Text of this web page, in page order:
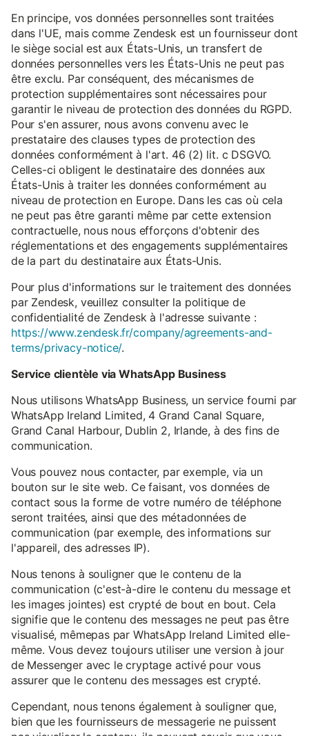
En principe, vos données personnelles sont traitées
dans l'UE, mais comme Zendesk est un fournisseur dont
le siège social est aux États-Unis, un transfert de
données personnelles vers les États-Unis ne peut pas
être exclu. Par conséquent, des mécanismes de
protection supplémentaires sont nécessaires pour
garantir le niveau de protection des données du RGPD.
Pour s'en assurer, nous avons convenu avec le
prestataire des clauses types de protection des
données conformément à l'art. 46 (2) lit. c DSGVO.
Celles-ci obligent le destinataire des données aux
États-Unis à traiter les données conformément au
niveau de protection en Europe. Dans les cas où cela
ne peut pas être garanti même par cette extension
contractuelle, nous nous efforçons d'obtenir des
réglementations et des engagements supplémentaires
de la part du destinataire aux États-Unis.
Pour plus d'informations sur le traitement des données
par Zendesk, veuillez consulter la politique de
confidentialité de Zendesk à l'adresse suivante :
https://www.zendesk.fr/company/agreements-and-
terms/privacy-notice/.
Service clientèle via WhatsApp Business
Nous utilisons WhatsApp Business, un service fourni par
WhatsApp Ireland Limited, 4 Grand Canal Square,
Grand Canal Harbour, Dublin 2, Irlande, à des fins de
communication.
Vous pouvez nous contacter, par exemple, via un
bouton sur le site web. Ce faisant, vos données de
contact sous la forme de votre numéro de téléphone
seront traitées, ainsi que des métadonnées de
communication (par exemple, des informations sur
l'appareil, des adresses IP).
Nous tenons à souligner que le contenu de la
communication (c'est-à-dire le contenu du message et
les images jointes) est crypté de bout en bout. Cela
signifie que le contenu des messages ne peut pas être
visualisé, mêmepas par WhatsApp Ireland Limited elle-
même. Vous devez toujours utiliser une version à jour
de Messenger avec le cryptage activé pour vous
assurer que le contenu des messages est crypté.
Cependant, nous tenons également à souligner que,
bien que les fournisseurs de messagerie ne puissent